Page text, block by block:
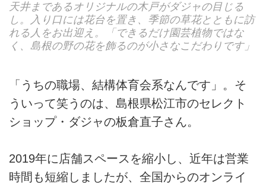
天井まであるオリジナルの木戸がダジャの目じる
し。入り口には花台を置き、季節の草花とともに訪
れる人をお出迎え。「できるだけ園芸植物ではな
く、島根の野の花を飾るのが小さなこだわりです」
「うちの職場、結構体育会系なんです」。そ
ういって笑うのは、島根県松江市のセレクト
ショップ・ダジャの板倉直子さん。
2019年に店舗スペースを縮小し、近年は営業
時間も短縮しましたが、全国からのオンライ